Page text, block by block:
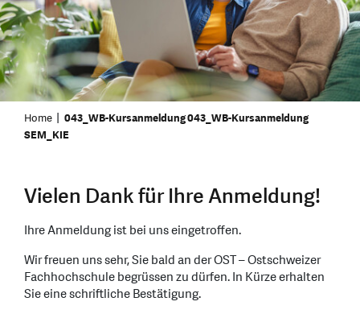
Home
043_WB-Kursanmeldung 043_WB-Kursanmeldung
SEM_KIE
Vielen Dank für Ihre Anmeldung!
Ihre Anmeldung ist bei uns eingetroffen.
Wir freuen uns sehr, Sie bald an der OST – Ostschweizer
Fachhochschulebegrüssen zu dürfen. In Kürze erhalten
Sie eine schriftliche Bestätigung.